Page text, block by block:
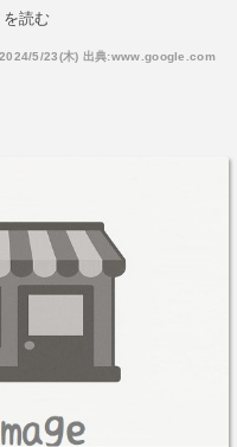
阿蘇の天然水を汲める
式でした。カレーとチ
読む
2024/5/23(木) 出典:www.google.com